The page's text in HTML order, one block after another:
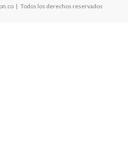
| Todos los derechos reservados